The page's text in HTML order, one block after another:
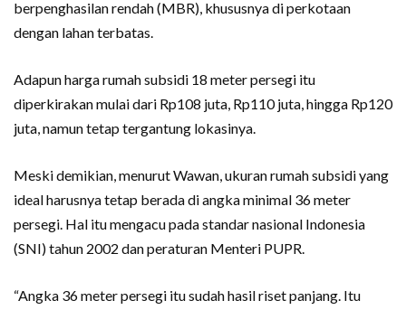
berpenghasilan rendah (MBR), khususnya di perkotaan
dengan lahan terbatas.
Adapun harga rumah subsidi 18 meter persegi itu
diperkirakan mulai dari Rp108 juta, Rp110 juta, hingga Rp120
juta, namun tetap tergantung lokasinya.
Meski demikian, menurut Wawan, ukuran rumah subsidi yang
ideal harusnya tetap berada di angka minimal 36 meter
persegi. Hal itu mengacu pada standar nasional Indonesia
(SNI) tahun 2002 dan peraturan Menteri PUPR.
“Angka 36 meter persegi itu sudah hasil riset panjang. Itu